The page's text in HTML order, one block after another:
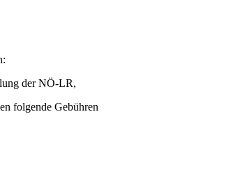
der NÖ-LR,
folgende Gebühren